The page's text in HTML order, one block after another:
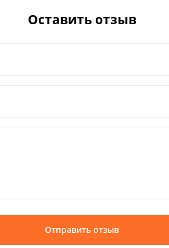
Оставить отзыв
Отправить отзыв